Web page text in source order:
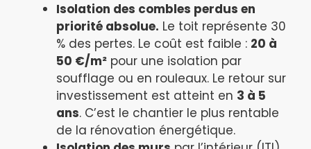
Isolation des combles perdus en
priorité absolue. Le toit représente 30
% des pertes. Le coût est faible : 20 à
50 €/m² pour une isolation par
soufflage ou en rouleaux. Le retour sur
investissement est atteint en 3 à 5
ans. C’est le chantier le plus rentable
de la rénovation énergétique.